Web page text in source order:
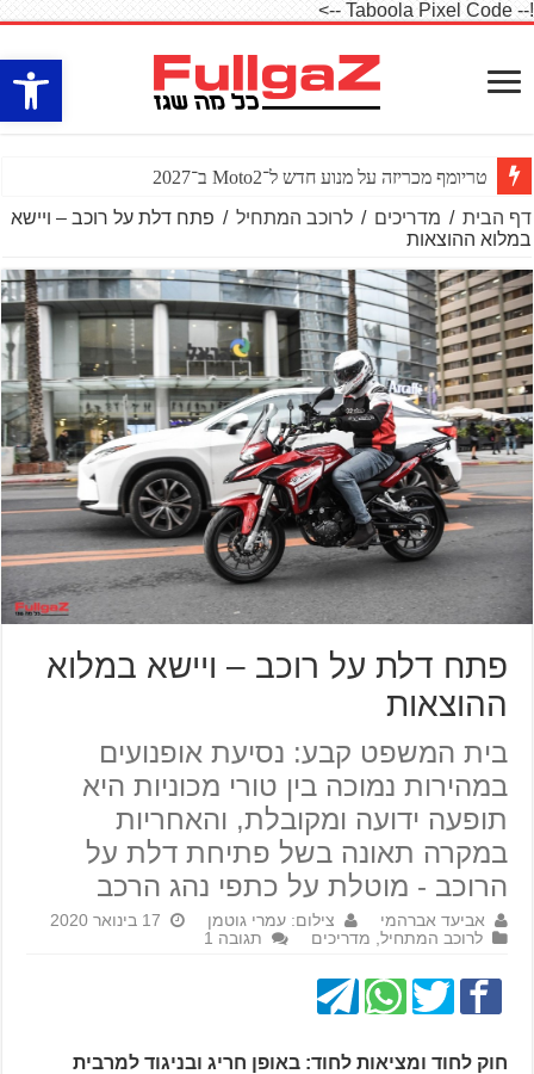
פתח
!-- Taboola Pixel Code -->
חדש: חסימת הונאו
דף הבית / מדריכים / לרוכב המתחיל / פתח דלת על רוכב – ויישא
במלוא ההוצאות
פתח דלת על רוכב – ויישא במלוא
ההוצאות
בית המשפט קבע: נסיעת אופנועים
במהירות נמוכה בין טורי מכוניות היא
תופעה ידועה ומקובלת, והאחריות
במקרה תאונה בשל פתיחת דלת על
הרוכב - מוטלת על כתפי נהג הרכב
אביעד אברהמי צילום: עמרי גוטמן
17 בינואר 2020
לרוכב המתחיל, מדריכים תגובה 1
חוק לחוד ומציאות לחוד: באופן חריג ובניגוד למרבית